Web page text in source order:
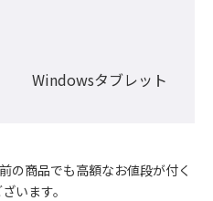
Windowsタブレット
の商品でも高額なお値段が付く
います。